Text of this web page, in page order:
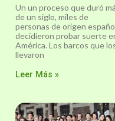
Un un proceso que duró
de un siglo, miles de
personas de orígen
decidieron probar suerte
América. Los barcos que
llevaron
Leer Más »